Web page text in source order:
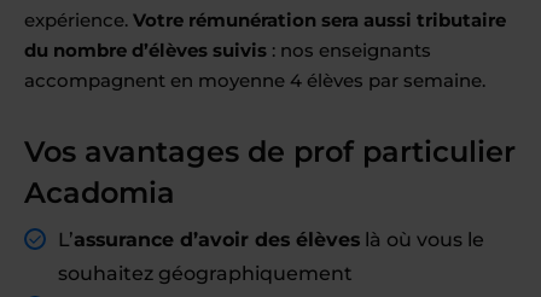
expérience. Votre rémunération sera aussi tributaire
du nombre d’élèves suivis : nos enseignants
accompagnent en moyenne 4 élèves par semaine.
Vos avantages de prof particulier
Acadomia
L’assurance d’avoir des élèves là où vous le
souhaitez géographiquement